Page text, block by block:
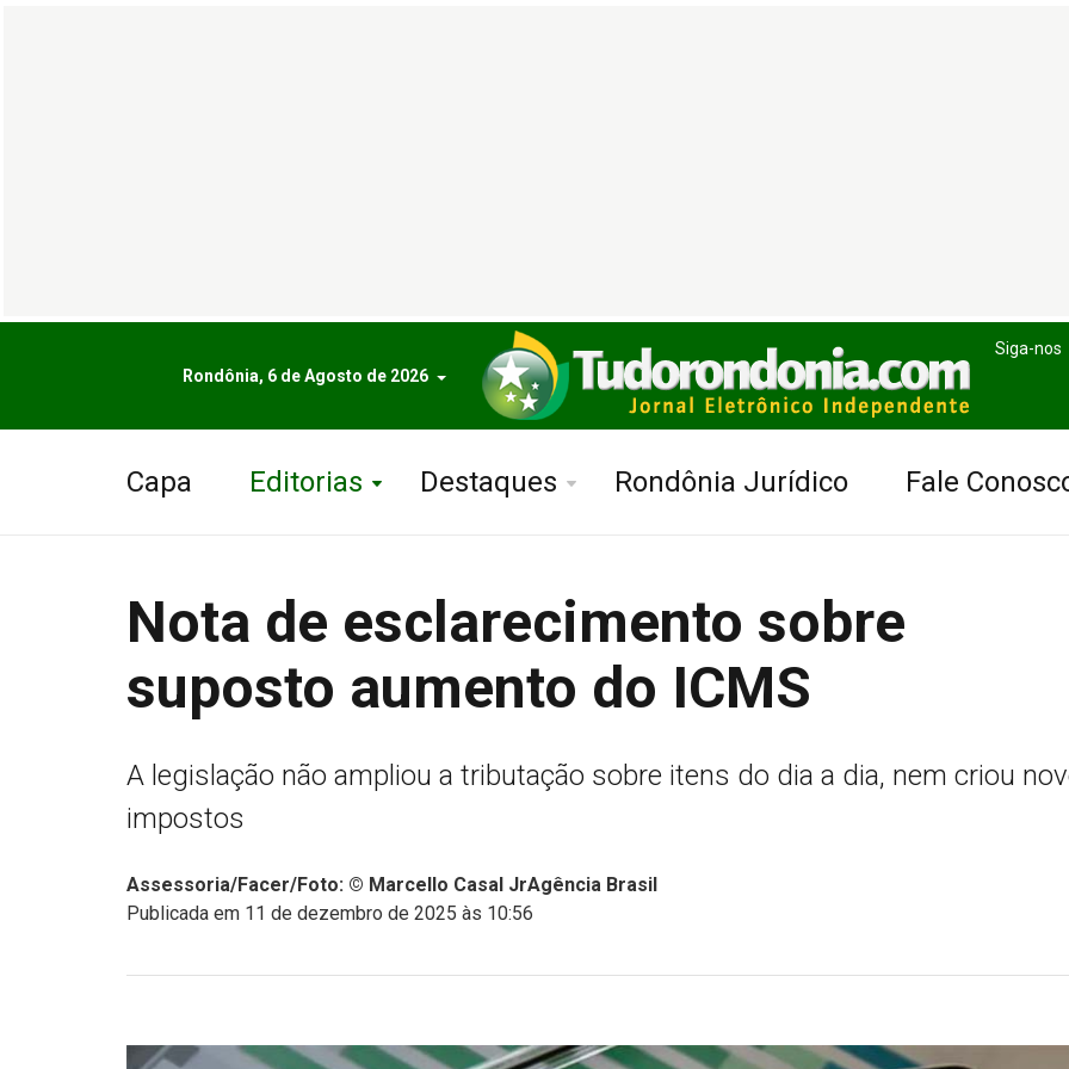
Rondônia, 6 de Agosto de 2026
Siga-nos
Capa Editorias Destaques Rondônia Jurídico Fale
Nota de esclarecimento sobre
suposto aumento do ICMS
A legislação não ampliou a tributação sobre itens do dia a dia, nem criou
impostos
Assessoria/Facer/Foto: © Marcello Casal JrAgência Brasil
Publicada em 11 de dezembro de 2025 às 10:56